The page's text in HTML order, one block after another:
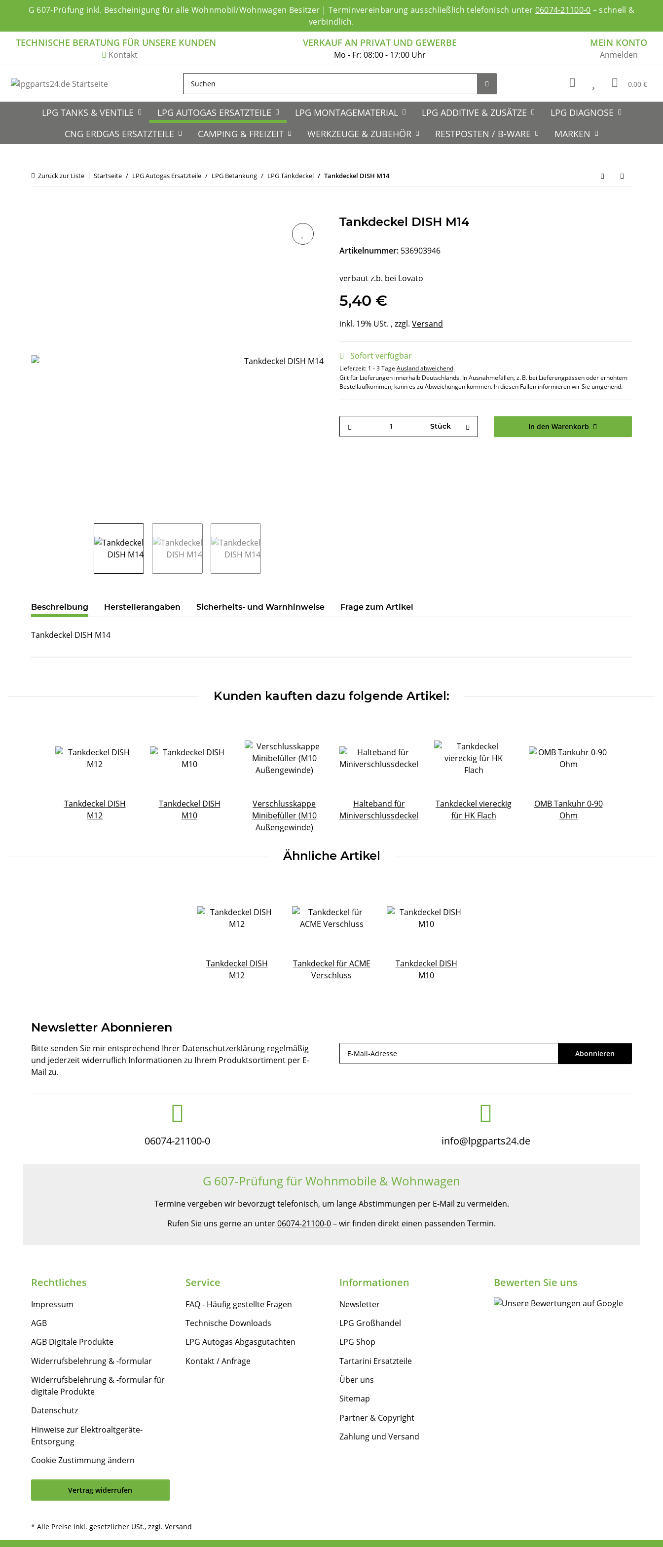
G 607-Prüfung inkl. Bescheinigung für alle Wohnmobil/Wohnwagen Besitzer | Terminvereinbarung ausschließlich telefonisch unter 06074-21100-0 – schnell &
verbindlich.
MEIN KONTO
Anmelden
VERKAUF AN PRIVAT UND GEWERBE
Mo - Fr: 08:00 - 17:00 Uhr
TECHNISCHE BERATUNG FÜR UNSERE KUNDEN
Kontakt
0,00 €
LPG TANKS & VENTILE LPG AUTOGAS ERSATZTEILE LPG MONTAGEMATERIAL LPG ADDITIVE & ZUSÄTZE
LPG DIAGNOSE
CNG ERDGAS ERSATZTEILE
CAMPING & FREIZEIT WERKZEUGE & ZUBEHÖR RESTPOSTEN / B-WARE MARKEN
Zurück zur Liste Startseite LPG Autogas Ersatzteile LPG Betankung LPG Tankdeckel Tankdeckel DISH M14
Tankdeckel DISH M14
Artikelnummer: 536903946
verbaut z.b. bei Lovato
5,40 €
inkl. 19% USt. , zzgl. Versand
Sofort verfügbar
Lieferzeit: 1 - 3 Tage Ausland abweichend
Gilt für Lieferungen innerhalb Deutschlands. In Ausnahmefällen, z. B. bei Lieferengpässen oder erhöhtem
Bestellaufkommen, kann es zu Abweichungen kommen. In diesen Fällen informieren wir Sie umgehend.
Stück In den Warenkorb
weitere Registerkarten anzeigen
Beschreibung Herstellerangaben Sicherheits- und Warnhinweise Frage zum Artikel
Tankdeckel DISH M14
Kunden kauften dazu folgende Artikel:
Tankdeckel DISH
M12
Tankdeckel DISH
M10
Verschlusskappe
Minibefüller (M10
Außengewinde)
Halteband für
Miniverschlussdeckel
Tankdeckel viereckig
für HK Flach
OMB Tankuhr 0-90
Ohm
Ähnliche Artikel
Tankdeckel DISH
M12
Tankdeckel für ACME
Verschluss
Tankdeckel DISH
M10
Newsletter Abonnieren
Bitte senden Sie mir entsprechend Ihrer Datenschutzerklärung regelmäßig
und jederzeit widerruflich Informationen zu Ihrem Produktsortiment per E-
Mail zu.
Abonnieren
06074-21100-0 info@lpgparts24.de
G 607-Prüfung für Wohnmobile & Wohnwagen
Termine vergeben wir bevorzugt telefonisch, um lange Abstimmungen per E-Mail zu vermeiden.
Rufen Sie uns gerne an unter06074-21100-0– wir finden direkt einen passenden Termin.
Rechtliches
Impressum
AGB
AGB Digitale Produkte
Widerrufsbelehrung & -formular
Widerrufsbelehrung & -formular für
digitale Produkte
Datenschutz
Hinweise zur Elektroaltgeräte-
Entsorgung
Cookie Zustimmung ändern
Vertrag widerrufen
Service
FAQ - Häufig gestellte Fragen
Technische Downloads
LPG Autogas Abgasgutachten
Kontakt / Anfrage
Informationen
Newsletter
LPG Großhandel
LPG Shop
Tartarini Ersatzteile
Über uns
Sitemap
Partner & Copyright
Zahlung und Versand
Bewerten Sie uns
* Alle Preise inkl. gesetzlicher USt., zzgl. Versand